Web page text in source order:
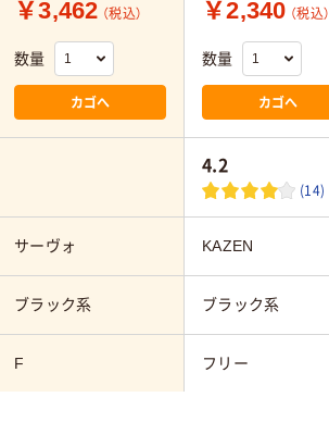
￥3,462 （税込）
数量
カゴへ
￥2,340 （税込）
数量
カゴへ
4.2
(14)
サーヴォ KAZEN
ブラック系 ブラック系
F フリー